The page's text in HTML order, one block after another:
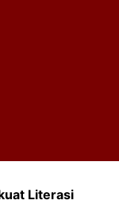
Literasi